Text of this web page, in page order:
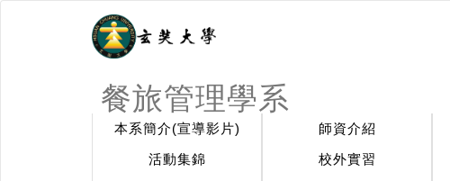
餐旅管理學系
本系簡介(宣導影片) 師資介紹
活動集錦
校外實習